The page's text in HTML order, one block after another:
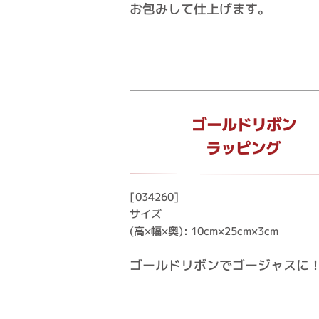
お包みして仕上げます。
ゴールドリボン
ラッピング
[034260]
サイズ
(高×幅×奥): 10cm×25cm×3cm
ゴールドリボンでゴージャスに